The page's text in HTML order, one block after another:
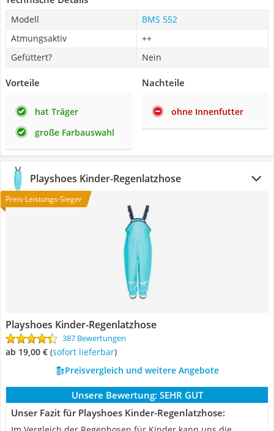
Modell
BMS 552
Atmungsaktiv
++
Gefüttert?
Nein
Vorteile
hat Träger
große Farbauswahl
Nachteile
ohne Innenfutter
Playshoes Kinder-Regenlatzhose
Preis-Leistungs-Sieger
Playshoes Kinder-Regenlatzhose
387 Bewertungen
ab 19,00 € ( Sofort lieferbar)
Preisvergleich und weitere Angebote
Unsere Bewertung: SEHR GUT
Unser Fazit für Playshoes Kinder-Regenlatzhose: